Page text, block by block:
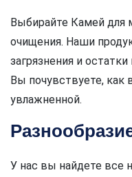
Выбирайте Камей для
очищения. Наши
загрязнения и
Вы почувствуете,
увлажненной.
У нас вы найдете все